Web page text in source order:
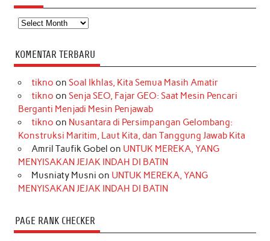
Arsip
KOMENTAR TERBARU
tikno on Soal Ikhlas, Kita Semua Masih Amatir
tikno on Senja SEO, Fajar GEO: Saat Mesin Pencari
Berganti Menjadi Mesin Penjawab
tikno on Nusantara di Persimpangan Gelombang:
Konstruksi Maritim, Laut Kita, dan Tanggung Jawab Kita
Amril Taufik Gobel on UNTUK MEREKA, YANG
MENYISAKAN JEJAK INDAH DI BATIN
Musniaty Musni on UNTUK MEREKA, YANG
MENYISAKAN JEJAK INDAH DI BATIN
PAGE RANK CHECKER